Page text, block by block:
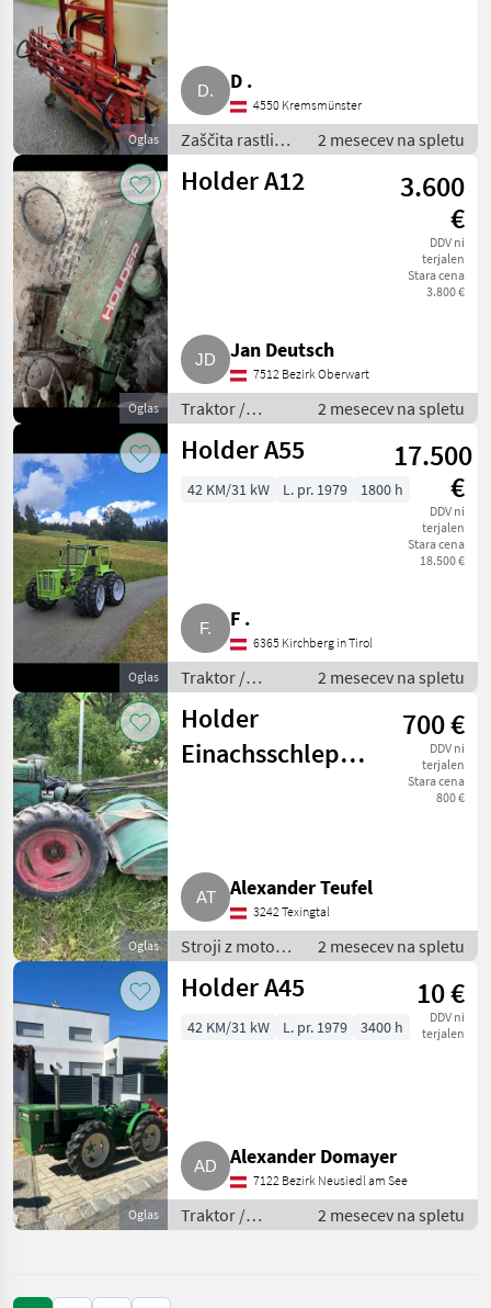
Oglas
D .
4550 Kremsmünster
Zaščita rastlin /
Poljska
škropilnica
2 mesecev na spletu
Oglas
Holder A12
3.600
€
DDV ni
terjalen
Stara cena
3.800 €
Jan Deutsch
7512 Bezirk Oberwart
Traktor /
Standardni
traktor
2 mesecev na spletu
Oglas
Holder A55
17.500
€
DDV ni
terjalen
Stara cena
18.500 €
42 KM/31 kW L. pr. 1979 1800 h
F .
6365 Kirchberg in Tirol
Traktor /
Standardni
traktor
2 mesecev na spletu
Oglas
Holder
Einachsschlepper
700 €
DDV ni
terjalen
Stara cena
800 €
Alexander Teufel
3242 Texingtal
Stroji z motorji
/ Transporter in
motorni
2 mesecev na spletu
Oglas
Holder A45 10 €
DDV ni
terjalen
42 KM/31 kW L. pr. 1979 3400 h
Alexander Domayer
7122 Bezirk Neusiedl am See
Traktor /
Sadjarski in
2 mesecev na spletu